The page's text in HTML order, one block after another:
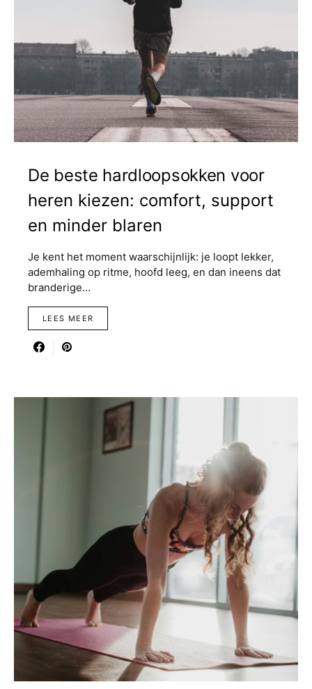
De beste hardloopsokken voor
heren kiezen: comfort, support
en minder blaren
Je kent het moment waarschijnlijk: je loopt lekker,
ademhaling op ritme, hoofd leeg, en dan ineens dat
branderige…
LEES MEER